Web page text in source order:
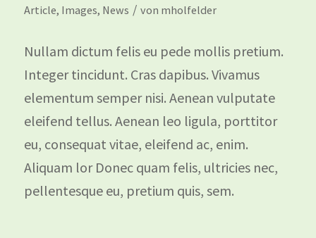
Article, Images, News / von mholfelder
Nullam dictum felis eu pede mollis pretium.
Integer tincidunt. Cras dapibus. Vivamus
elementum semper nisi. Aenean vulputate
eleifend tellus. Aenean leo ligula, porttitor
eu, consequat vitae, eleifend ac, enim.
Aliquam lor Donec quam felis, ultricies nec,
pellentesque eu, pretium quis, sem.